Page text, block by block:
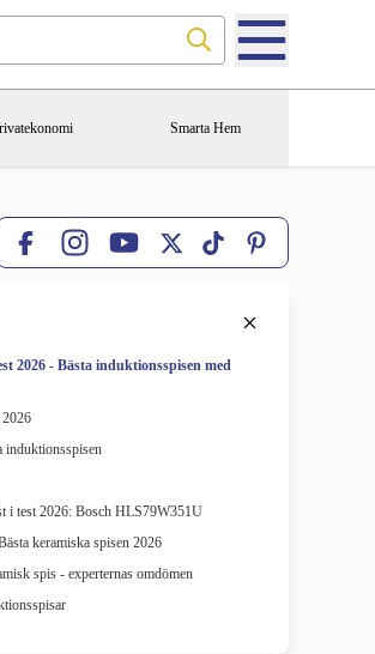
Smarta Hem
FacebookInstagramYouTube
X TikTokPinterest
2026 - Bästa induktionsspisen med
induktionsspisen
i test 2026: Bosch HLS79W351U
keramiska spisen 2026
spis - experternas omdömen